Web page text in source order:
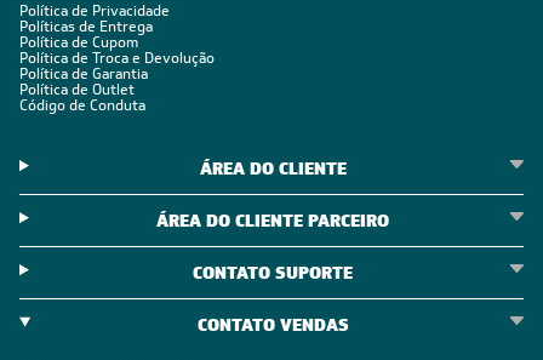
Política de Privacidade
Políticas de Entrega
Política de Cupom
Política de Troca e Devolução
Política de Garantia
Política de Outlet
Código de Conduta
ÁREA DO CLIENTE
ÁREA DO CLIENTE PARCEIRO
CONTATO SUPORTE
CONTATO VENDAS